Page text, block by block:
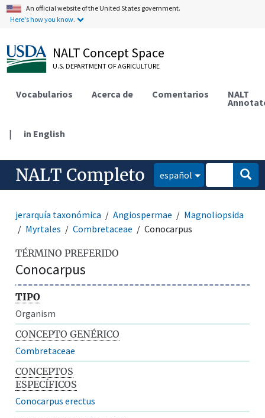
An official website of the United States government.
Here's how you know.
NALT Concept Space
U.S. DEPARTMENT OF AGRICULTURE
Vocabularios Acerca de Comentarios NALT
| in English
NALT Completo español
jerarquía taxonómica Angiospermae
Magnoliopsida
Myrtales
Combretaceae Conocarpus
TÉRMINO PREFERIDO
Conocarpus
TIPO
Organism
CONCEPTO GENÉRICO
Combretaceae
CONCEPTOS
ESPECÍFICOS
Conocarpus erectus